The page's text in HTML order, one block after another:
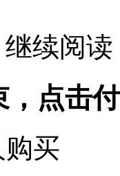
继续阅读
，点击
购买